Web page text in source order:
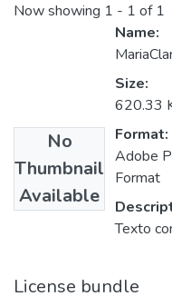
Now showing 1 - 1 of 1
No
Thumbnail
Available
Name:
Size:
620.33
Format:
Adobe
Format
Texto
License bundle